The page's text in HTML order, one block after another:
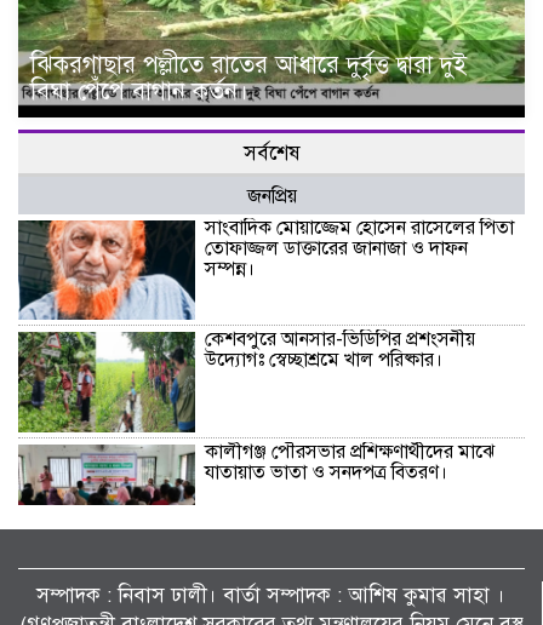
ঝিকরগাছার পল্লীতে রাতের আধারে দুর্বৃত্ত দ্বারা দুই
বিঘা পেঁপে বাগান কর্তন।
সর্বশেষ
জনপ্রিয়
সাংবাদিক মোয়াজ্জেম হোসেন রাসেলের পিতা
তোফাজ্জল ডাক্তারের জানাজা ও দাফন
সম্পন্ন।
কেশবপুরে আনসার-ভিডিপির প্রশংসনীয়
উদ্যোগঃ স্বেচ্ছাশ্রমে খাল পরিষ্কার।
কালীগঞ্জ পৌরসভার প্রশিক্ষণার্থীদের মাঝে
যাতায়াত ভাতা ও সনদপত্র বিতরণ।
কেশবপুর (অসকস)-এর উদ্যোগে বৃক্ষরোপণ
কর্মসূচি-২০২৬ পালন।
সম্পাদক : নিবাস ঢালী। বার্তা সম্পাদক : আশিষ কুমাৱ সাহা ।